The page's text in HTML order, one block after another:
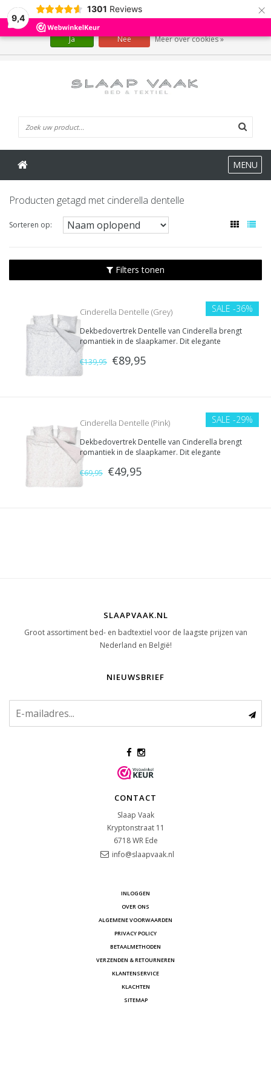
9,4
1301 Reviews ×
MENU
Producten getagd met cinderella dentelle
Sorteren op:
Filters tonen
SALE -36%
Cinderella Dentelle (Grey)
Dekbedovertrek Dentelle van Cinderella brengt
romantiek in de slaapkamer. Dit elegante
overtrek met sierlijk bloemenpatroon is
uitgevoerd in een zachte grijze kleur.
€139,95 €89,95
SALE -29%
Cinderella Dentelle (Pink)
Dekbedovertrek Dentelle van Cinderella brengt
romantiek in de slaapkamer. Dit elegante
overtrek met sierlijk bloemenpatroon is
uitgevoerd in een zachte roze kleur.
€69,95 €49,95
SLAAPVAAK.NL
Groot assortiment bed- en badtextiel voor de laagste prijzen van
Nederland en België!
NIEUWSBRIEF
CONTACT
Slaap Vaak
Kryptonstraat 11
6718 WR Ede
info@slaapvaak.nl
INLOGGEN
OVER ONS
ALGEMENE VOORWAARDEN
PRIVACY POLICY
BETAALMETHODEN
VERZENDEN & RETOURNEREN
KLANTENSERVICE
KLACHTEN
SITEMAP
Wij slaan cookies op om onze website te verbeteren. Is dat akkoord?
Ja Nee Meer over cookies »